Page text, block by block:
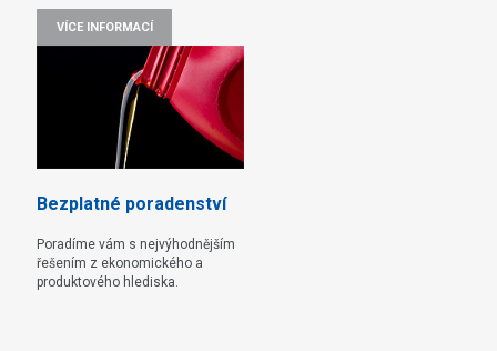
VÍCE INFORMACÍ
Bezplatné poradenství
Poradíme vám s nejvýhodnějším
řešením z ekonomického a
produktového hlediska.